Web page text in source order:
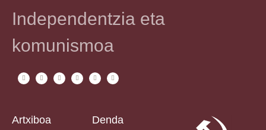
Independentzia eta
komunismoa
Artxiboa Denda